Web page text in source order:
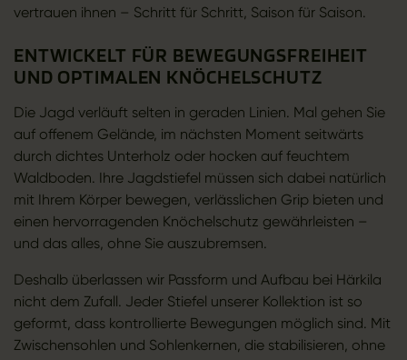
vertrauen ihnen – Schritt für Schritt, Saison für Saison.
ENTWICKELT FÜR BEWEGUNGSFREIHEIT
UND OPTIMALEN KNÖCHELSCHUTZ
Die Jagd verläuft selten in geraden Linien. Mal gehen Sie
auf offenem Gelände, im nächsten Moment seitwärts
durch dichtes Unterholz oder hocken auf feuchtem
Waldboden. Ihre Jagdstiefel müssen sich dabei natürlich
mit Ihrem Körper bewegen, verlässlichen Grip bieten und
einen hervorragenden Knöchelschutz gewährleisten –
und das alles, ohne Sie auszubremsen.
Deshalb überlassen wir Passform und Aufbau bei Härkila
nicht dem Zufall. Jeder Stiefel unserer Kollektion ist so
geformt, dass kontrollierte Bewegungen möglich sind. Mit
Zwischensohlen und Sohlenkernen, die stabilisieren, ohne